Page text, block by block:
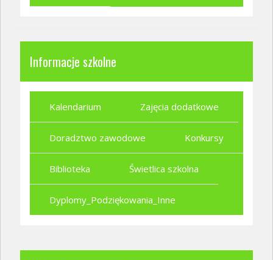
Informacje szkolne
Kalendarium Zajęcia dodatkowe
Doradztwo zawodowe Konkursy
Biblioteka Świetlica szkolna
Dyplomy_Podziękowania_Inne